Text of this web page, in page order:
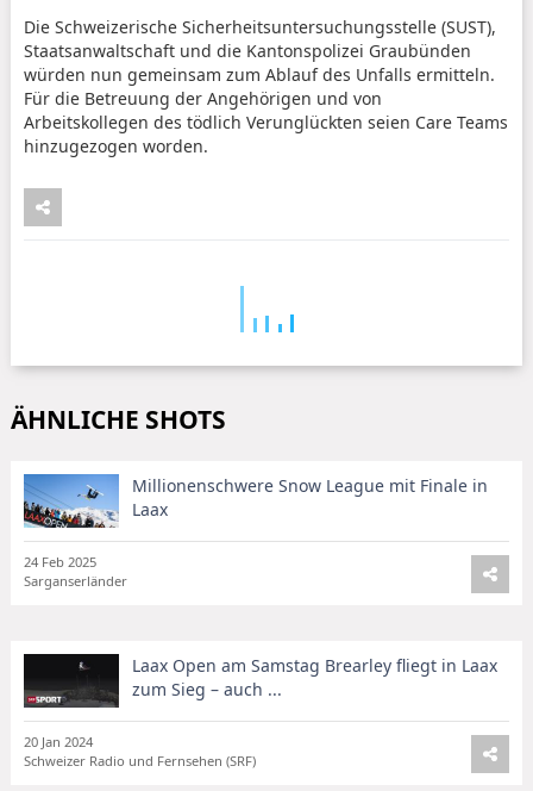
Die Schweizerische Sicherheitsuntersuchungsstelle (SUST),
Staatsanwaltschaft und die Kantonspolizei Graubünden
würden nun gemeinsam zum Ablauf des Unfalls ermitteln.
Für die Betreuung der Angehörigen und von
Arbeitskollegen des tödlich Verunglückten seien Care Teams
hinzugezogen worden.
ÄHNLICHE SHOTS
Millionenschwere Snow League mit Finale in
Laax
24 Feb 2025
Sarganserländer
Laax Open am Samstag Brearley fliegt in Laax
zum Sieg – auch ...
20 Jan 2024
Schweizer Radio und Fernsehen (SRF)